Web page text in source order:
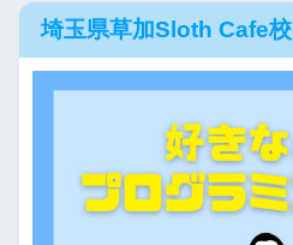
埼玉県草加Sloth Cafe校